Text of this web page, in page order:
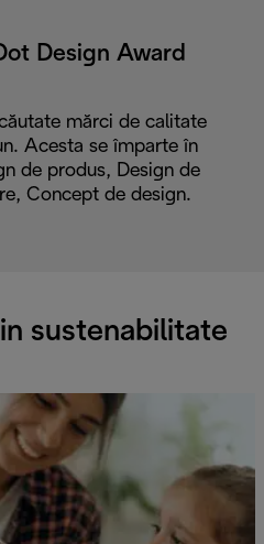
Design Award
mărci de calitate
Acesta se împarte în
de produs, Design de
Concept de design.
sustenabilitate